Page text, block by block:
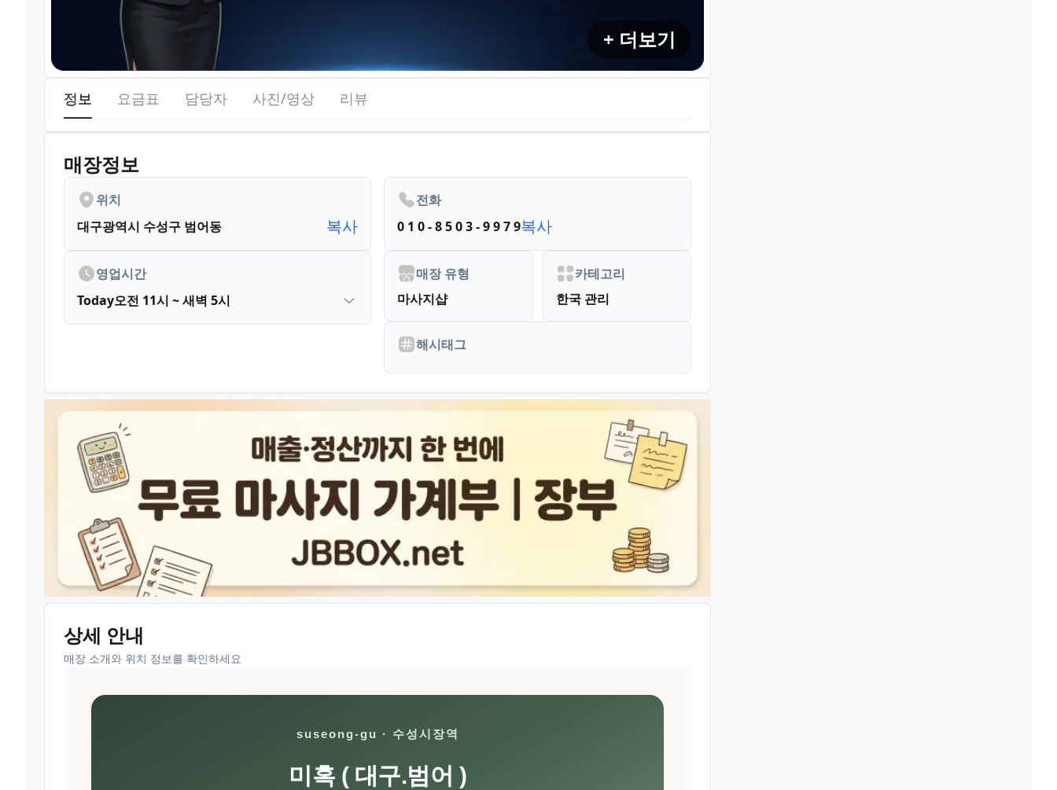
+ 더보기
정보 요금표 담당자 사진/영상 리뷰
매장정보
위치
대구광역시 수성구 범어동
복사
영업시간
Today오전 11시 ~ 새벽 5시
전화
0 1 0 - 8 5 0 3 - 9 9 7 9복사
매장 유형
마사지샵
카테고리
한국 관리
해시태그
상세 안내
매장 소개와 위치 정보를 확인하세요
suseong-gu · 수성시장역
미혹 ( 대구.범어 )